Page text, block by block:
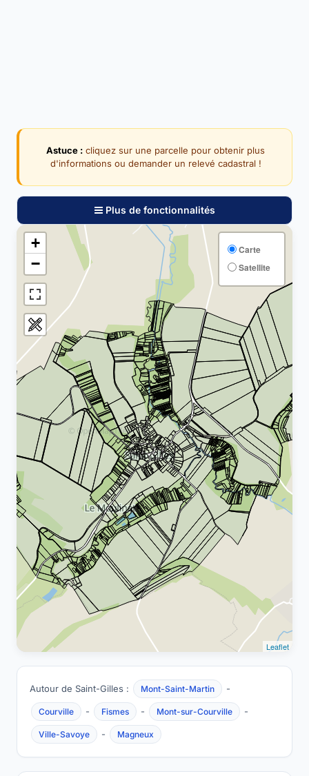
Astuce : cliquez sur une parcelle pour obtenir plus
d'informations ou demander un relevé cadastral !
Plus de fonctionnalités
+
−
Carte
Satellite
Leaflet
Autour de Saint-Gilles : Mont-Saint-Martin -
Courville - Fismes - Mont-sur-Courville -
Ville-Savoye - Magneux